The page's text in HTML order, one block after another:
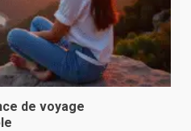
de voyage